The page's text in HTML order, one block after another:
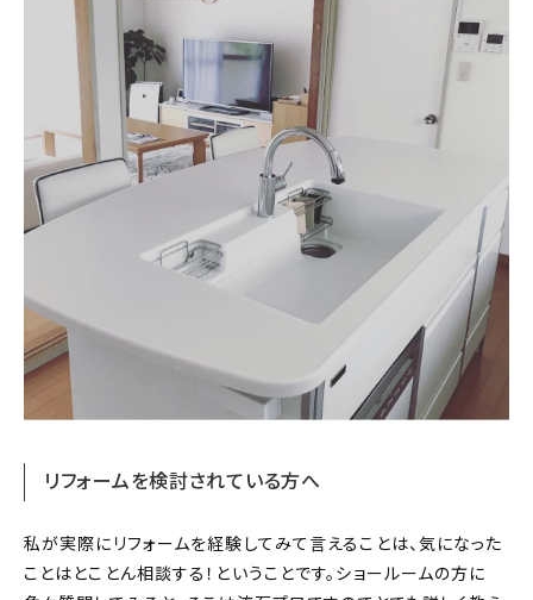
リフォームを検討されている方へ
私が実際にリフォームを経験してみて言えることは、気になった
ことはとことん相談する！ということです。ショールームの方に